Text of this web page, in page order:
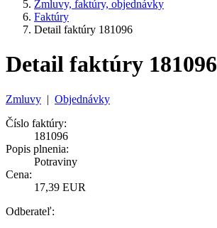
Zmluvy, faktúry, objednávky
Faktúry
Detail faktúry 181096
Detail faktúry 181096
Zmluvy | Objednávky
Číslo faktúry:
181096
Popis plnenia:
Potraviny
Cena:
17,39 EUR
Odberateľ: